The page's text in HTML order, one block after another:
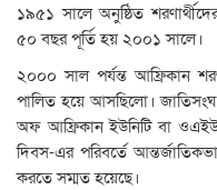
১৯৫১ সালে অনুষ্ঠিত
৫০ বছর পূর্তি হয় ২০০১ সালে।
২০০০ সাল পর্যন্ত আফ্রিকান
পালিত হয়ে আসছিলো। জাতিসংঘ
অফ আফ্রিকান ইউনিটি বা
দিবস-এর পরিবর্তে
করতে সম্মত হয়েছে।